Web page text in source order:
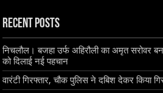
Recent Posts
निचलौल। बजहा उर्फ अहिरौली का अमृत सरोवर
को दिलाई नई पहचान
वारंटी गिरफ्तार, चौक पुलिस ने दबिश देकर किया